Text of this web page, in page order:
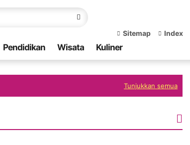
Sitemap Index
Pendidikan Wisata Kuliner
Tunjukkan semua